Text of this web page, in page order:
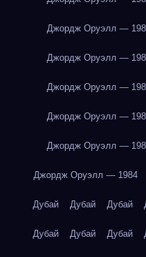
Джордж Оруэлл —
Джордж Оруэлл —
Джордж Оруэлл —
Джордж Оруэлл —
Джордж Оруэлл —
Джордж Оруэлл — 1984
Дубай Дубай Дубай
Дубай Дубай Дубай